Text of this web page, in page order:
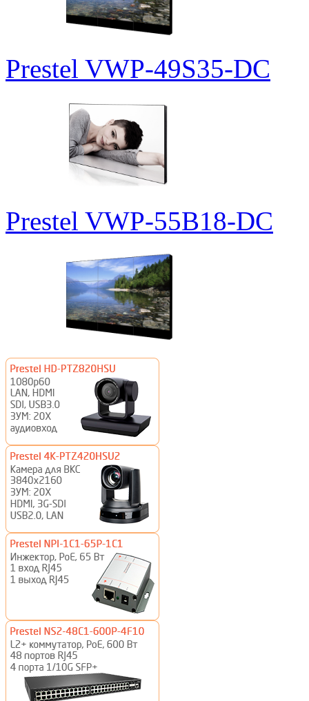
Prestel VWP-49S35-DC
Prestel VWP-55B18-DC